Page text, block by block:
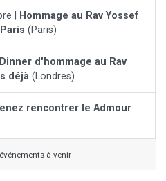
| Hommage au Rav Yossef
(Paris)
Dinner d'hommage au Rav
déjà (Londres)
rencontrer le Admour
à venir